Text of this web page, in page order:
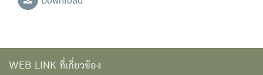
WEB LINK ที่เกี่ยวข้อง